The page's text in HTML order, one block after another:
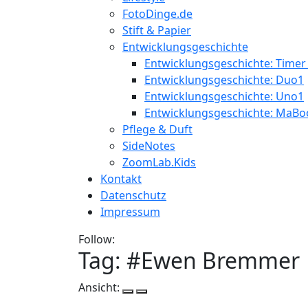
FotoDinge.de
Stift & Papier
Entwicklungsgeschichte
Entwicklungsgeschichte: Timer
Entwicklungsgeschichte: Duo1
Entwicklungsgeschichte: Uno1
Entwicklungsgeschichte:
Pflege & Duft
SideNotes
ZoomLab.Kids
Kontakt
Datenschutz
Impressum
Follow:
Tag: #Ewen Bremmer
Ansicht: